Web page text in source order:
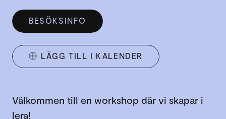
BESÖKSINFO
LÄGG TILL I KALENDER
Välkommen till en workshop där vi skapar i
lera!